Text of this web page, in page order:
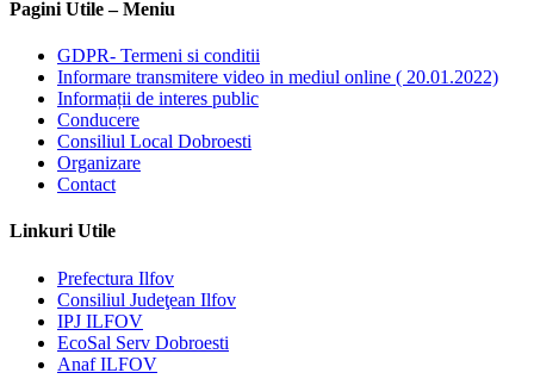
Pagini Utile – Meniu
GDPR- Termeni si conditii
Informare transmitere video in mediul online ( 20.01.2022)
Informații de interes public
Conducere
Consiliul Local Dobroesti
Organizare
Contact
Linkuri Utile
Prefectura Ilfov
Consiliul Judeţean Ilfov
IPJ ILFOV
EcoSal Serv Dobroesti
Anaf ILFOV